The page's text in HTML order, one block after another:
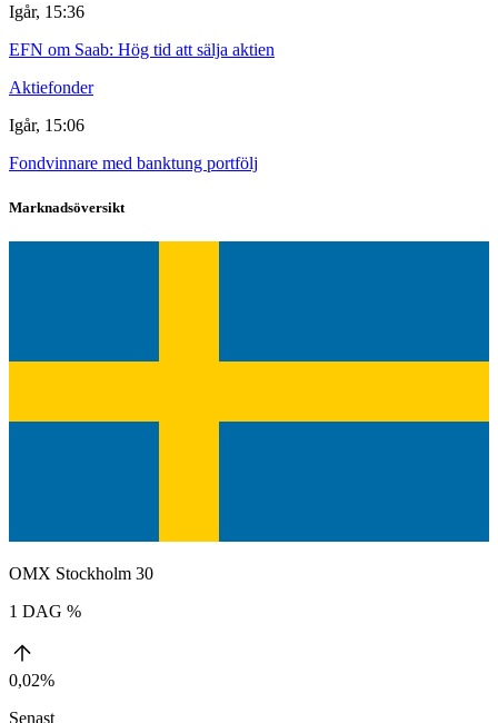
Igår, 15:36
EFN om Saab: Hög tid att sälja aktien
Aktiefonder
Igår, 15:06
Fondvinnare med banktung portfölj
Marknadsöversikt
OMX Stockholm 30
1 DAG %
0,02%
Senast